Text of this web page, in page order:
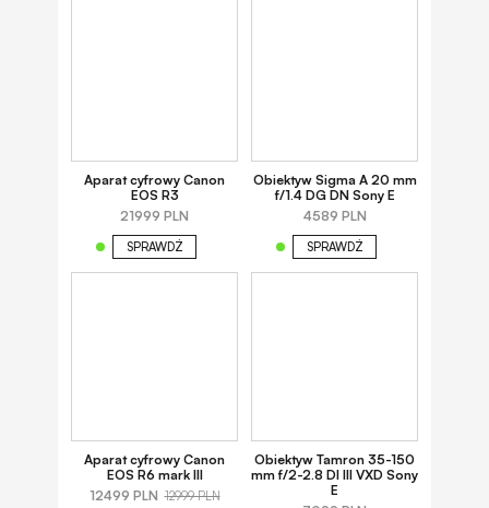
Aparat cyfrowy Canon
EOS R3
21999 PLN
SPRAWDŹ
Obiektyw Sigma A 20 mm
f/1.4 DG DN Sony E
4589 PLN
SPRAWDŹ
Aparat cyfrowy Canon
EOS R6 mark III
12499 PLN 12999 PLN
Obiektyw Tamron 35-150
mm f/2-2.8 DI III VXD Sony
E